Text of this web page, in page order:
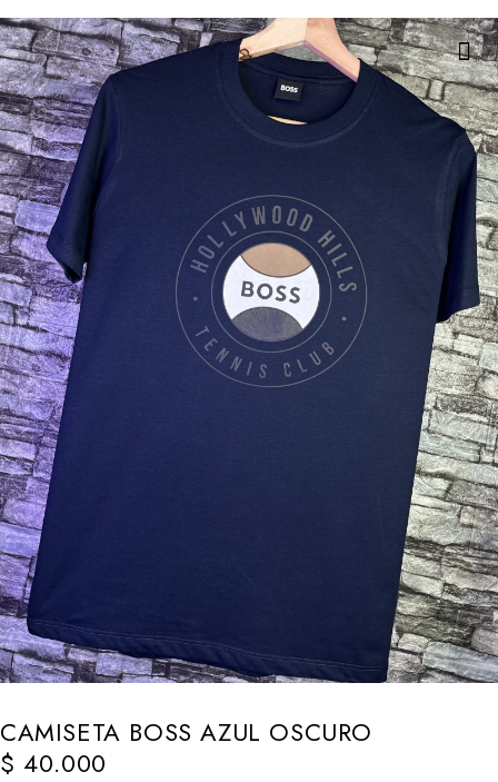
CAMISETA BOSS AZUL OSCURO
$ 40.000